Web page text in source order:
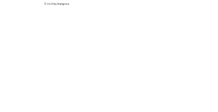
© 2025 by Mangrove